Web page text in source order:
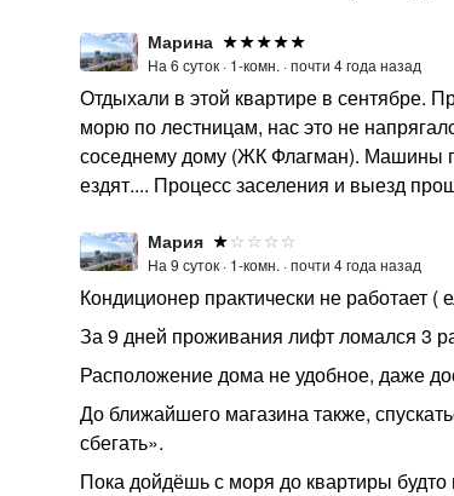
Марина
На 6 суток · 1-комн. ·почти 4 года назад
Отдыхали в этой квартире в сентябре.
морю по лестницам, нас это не
соседнему дому (ЖК Флагман). Машины
ездят.... Процесс заселения и выезд
Мария
На 9 суток · 1-комн. ·почти 4 года назад
Кондиционер практически не работает
За 9 дней проживания лифт ломался 3
Расположение дома не удобное, даже
До ближайшего магазина также,
сбегать».
Пока дойдёшь с моря до квартиры